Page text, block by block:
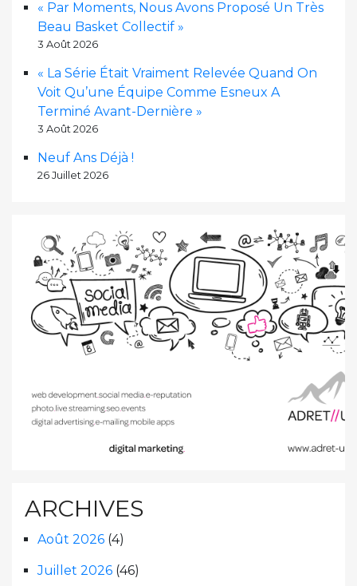
« Par Moments, Nous Avons Proposé Un Très
Beau Basket Collectif »
3 Août 2026
« La Série Était Vraiment Relevée Quand On
Voit Qu’une Équipe Comme Esneux A
Terminé Avant-Dernière »
3 Août 2026
Neuf Ans Déjà !
26 Juillet 2026
ARCHIVES
Août 2026 (4)
Juillet 2026 (46)